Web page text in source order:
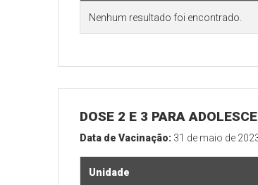
Nenhum resultado foi encontrado.
DOSE 2 E 3 PARA
Data de Vacinação: 31 de maio de
Unidade